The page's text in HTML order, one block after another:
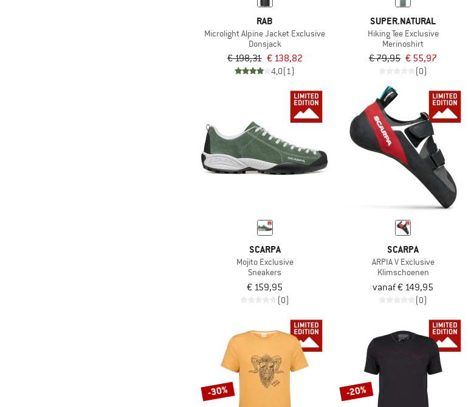
RAB
Microlight Alpine Jacket Exclusive
Donsjack
€ 198,31 € 138,82
4,0(1)
SUPER.NATURAL
Hiking Tee Exclusive
Merinoshirt
€ 79,95 € 55,97
(0)
SCARPA
Mojito Exclusive
Sneakers
€ 159,95
(0)
SCARPA
ARPIA V Exclusive
Klimschoenen
vanaf € 149,95
(0)
-30% -20%